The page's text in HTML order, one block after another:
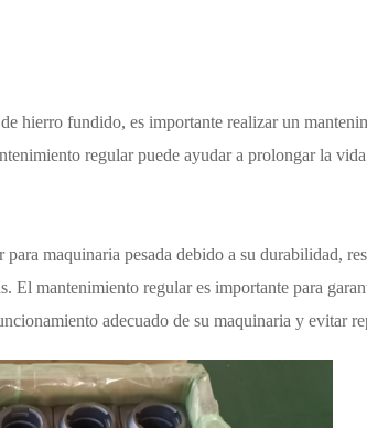
hierro fundido, es importante realizar un
regular puede ayudar a prolongar la
para maquinaria pesada debido a su durabilidad,
El mantenimiento regular es importante para
adecuado de su maquinaria y evitar